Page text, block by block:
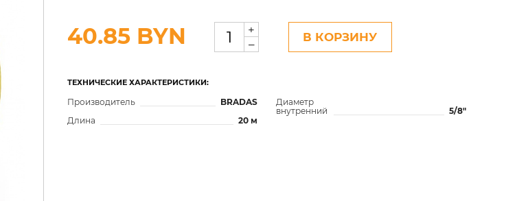
40.85 BYN
+
–
В КОРЗИНУ
ТЕХНИЧЕСКИЕ ХАРАКТЕРИСТИКИ:
Производитель
BRADAS
Длина
20 м
Диаметр
внутренний
5/8"